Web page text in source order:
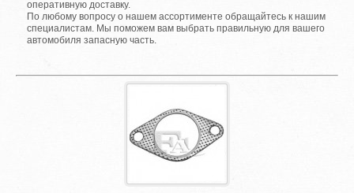
оперативную доставку.
По любому вопросу о нашем ассортименте обращайтесь к нашим
специалистам. Мы поможем вам выбрать правильную для вашего
автомобиля запасную часть.